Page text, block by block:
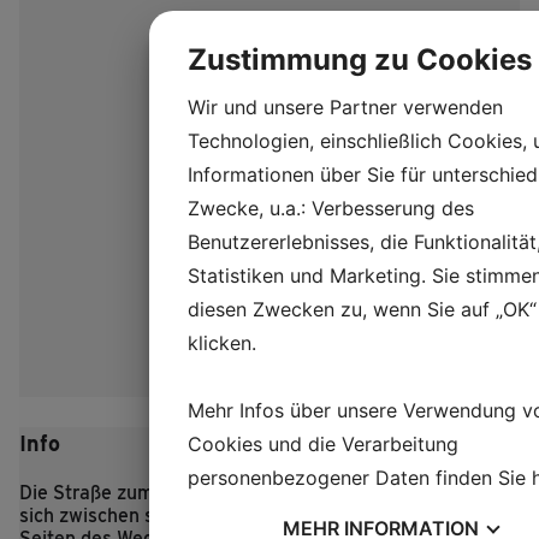
Info
Die Straße zum eisenzeitlichen Dorf Lethra schlängelt
sich zwischen sanften Hügeln hindurch, und zu beiden
Zustimmung zu Cookies
Wir und unsere Partner verwenden
Technologien, einschließlich Cookies,
Informationen über Sie für
Zwecke, u.a.: Verbesserung des
Benutzererlebnisses, die
Statistiken und Marketing. Sie
diesen Zwecken zu, wenn Sie auf „OK“
klicken.
Mehr Infos über unsere Verwendung
Cookies und die Verarbeitung
personenbezogener Daten finden Sie
MEHR INFORMATION